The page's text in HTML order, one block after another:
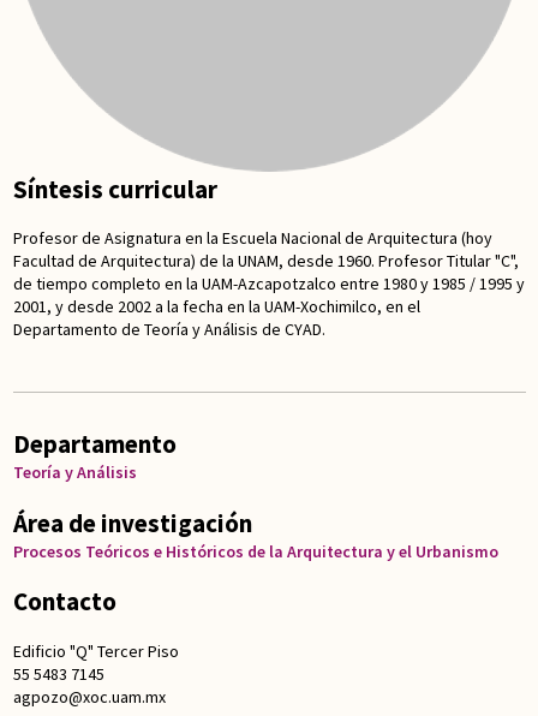
Síntesis curricular
Profesor de Asignatura en la Escuela Nacional de Arquitectura (hoy
Facultad de Arquitectura) de la UNAM, desde 1960. Profesor Titular "C",
de tiempo completo en la UAM-Azcapotzalco entre 1980 y 1985 / 1995 y
2001, y desde 2002 a la fecha en la UAM-Xochimilco, en el
Departamento de Teoría y Análisis de CYAD.
Departamento
Teoría y Análisis
Área de investigación
Procesos Teóricos e Históricos de la Arquitectura y el Urbanismo
Contacto
Edificio "Q" Tercer Piso
55 5483 7145
agpozo@xoc.uam.mx